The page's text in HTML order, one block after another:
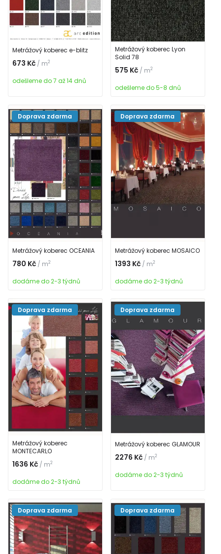
Metrážový koberec e-blitz
673 Kč / m2
odešleme do 7 až 14 dnů
Metrážový koberec Lyon
Solid 78
575 Kč / m2
odešleme do 5-8 dnů
Metrážový koberec OCEANIA
780 Kč / m2
dodáme do 2-3 týdnů
Doprava zdarma
Metrážový koberec MOSAICO
1393 Kč / m2
dodáme do 2-3 týdnů
Doprava zdarma
Metrážový koberec
MONTECARLO
1636 Kč / m2
dodáme do 2-3 týdnů
Doprava zdarma
Metrážový koberec GLAMOUR
2276 Kč / m2
dodáme do 2-3 týdnů
Doprava zdarma
Doprava zdarma Doprava zdarma